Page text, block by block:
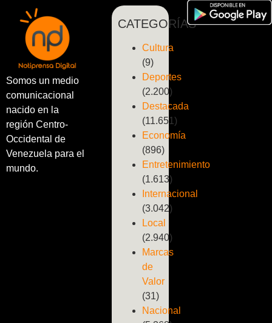
Somos un medio
comunicacional
nacido en la
región Centro-
Occidental de
Venezuela para el
mundo.
CATEGORÍAS
Cultura
(9)
Deportes
(2.200)
Destacada
(11.651)
Economía
(896)
Entretenimiento
(1.613)
Internacional
(3.042)
Local
(2.940)
Marcas
de
Valor
(31)
Nacional